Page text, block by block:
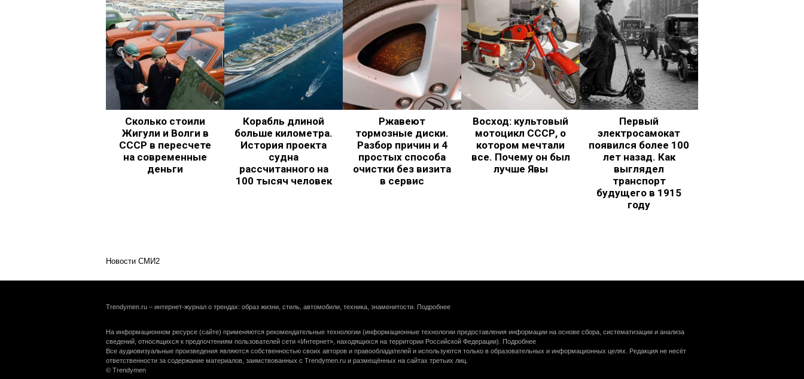
Сколько стоили
Жигули и Волги в
СССР в пересчете
на современные
деньги
Корабль длиной
больше километра.
История проекта
судна
рассчитанного на
100 тысяч человек
Ржавеют
тормозные диски.
Разбор причин и 4
простых способа
очистки без визита
в сервис
Восход: культовый
мотоцикл СССР, о
котором мечтали
все. Почему он был
лучше Явы
Первый
электросамокат
появился более 100
лет назад. Как
выглядел
транспорт
будущего в 1915
году
Новости СМИ2
Trendymen.ru – интернет-журнал о трендах: образ жизни, стиль, автомобили, техника, знаменитости. Подробнее
На информационном ресурсе (сайте) применяются рекомендательные технологии (информационные технологии предоставления информации на основе сбора, систематизации и анализа
сведений, относящихся к предпочтениям пользователей сети «Интернет», находящихся на территории Российской Федерации). Подробнее
Все аудиовизуальные произведения являются собственностью своих авторов и правообладателей и используются только в образовательных и информационных целях. Редакция не несёт
ответственности за содержание материалов, заимствованных с Trendymen.ru и размещённых на сайтах третьих лиц.
© Trendymen